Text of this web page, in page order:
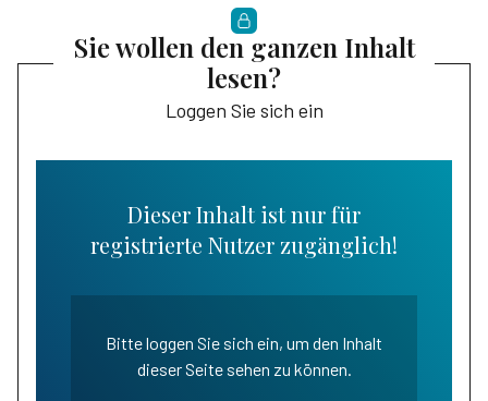
Sie wollen den ganzen Inhalt
lesen?
Loggen Sie sich ein
Dieser Inhalt ist nur für
registrierte Nutzer zugänglich!
Bitte loggen Sie sich ein, um den Inhalt
dieser Seite sehen zu können.